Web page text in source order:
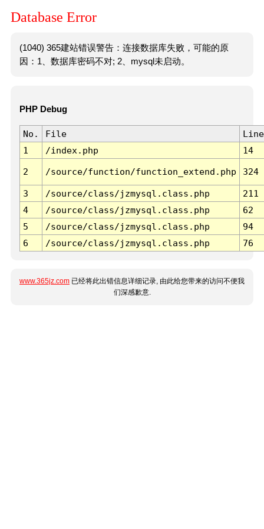
Database Error
(1040) 365建站错误警告：连接数据库失败，可能的原
因：1、数据库密码不对; 2、mysql未启动。
PHP Debug
No. File
Line
1
/index.php 14
2 /source/function/function_extend.php 324
3 /source/class/jzmysql.class.php
211
4
/source/class/jzmysql.class.php
62
5
/source/class/jzmysql.class.php
94
6
/source/class/jzmysql.class.php 76
www.365jz.com 已经将此出错信息详细记录, 由此给您带来的访问不便我
们深感歉意.